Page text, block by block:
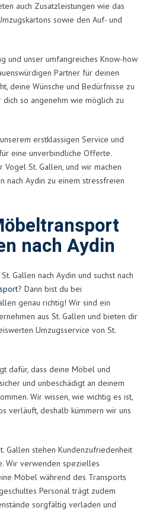
auch Zusatzleistungen wie das
sowie den Auf- und
und unser umfangreiches Know-how
Partner für deinen
deine Wünsche und Bedürfnisse zu
so angenehm wie möglich zu
erstklassigen Service und
eine unverbindliche Offerte.
St. Gallen, und wir machen
nach Aydin zu einem stressfreien
nach Aydin
Gallen nach Aydin und suchst nach
? Dann bist du bei
genau richtig! Wir sind ein
aus St. Gallen und bieten dir
Umzugsservice von St.
dafür, dass deine Möbel und
und unbeschädigt an deinem
Wir wissen, wie wichtig es ist,
verläuft, deshalb kümmern wir uns
Gallen stehen Kundenzufriedenheit
Wir verwenden spezielles
Möbel während des Transports
Personal trägt zudem
sorgfältig verladen und